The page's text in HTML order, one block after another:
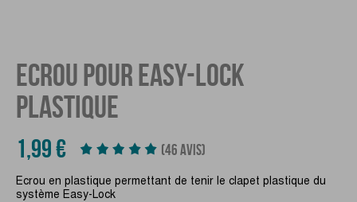
ECROU POUR EASY-LOCK
PLASTIQUE
1,99 € (46 AVIS)
Ecrou en plastique permettant de tenir le clapet plastique du
système Easy-Lock